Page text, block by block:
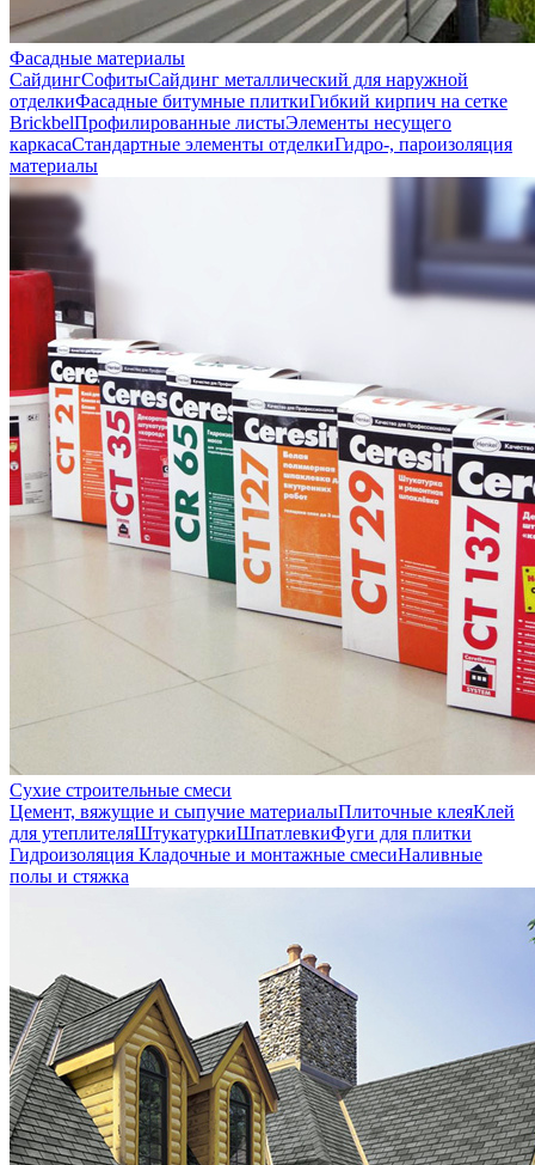
Фасадные материалы
СайдингСофитыСайдинг металлический для наружной
отделкиФасадные битумные плиткиГибкий кирпич на сетке
BrickbelПрофилированные листыЭлементы несущего
каркасаСтандартные элементы отделкиГидро-, пароизоляция
материалы
Сухие строительные смеси
Цемент, вяжущие и сыпучие материалыПлиточные клеяКлей
для утеплителяШтукатуркиШпатлевкиФуги для плитки
Гидроизоляция Кладочные и монтажные смесиНаливные
полы и стяжка